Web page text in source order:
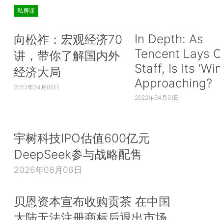
私房课
向松祚：宏观经济70
讲，带你了解国内外
经济大局
2022年04月06日
In Depth: As
Tencent Lays
Staff, Is Its
Approaching?
2022年04月01日
宇树科技IPO估值600亿元
DeepSeek参与战略配售
2026年08月06日
贝恩资本宣布收购贡茶 在中国